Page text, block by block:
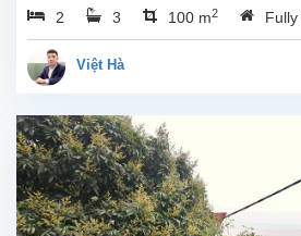
2 3 100 m2
Việt Hà